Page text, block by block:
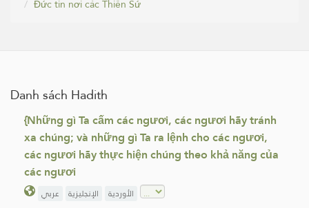
Đức tin nơi các Thiên Sứ
Danh sách Hadith
{Những gì Ta cấm các ngươi, các ngươi hãy tránh
xa chúng; và những gì Ta ra lệnh cho các ngươi,
các ngươi hãy thực hiện chúng theo khả năng của
các ngươi
عربي الإنجليزية الأوردية